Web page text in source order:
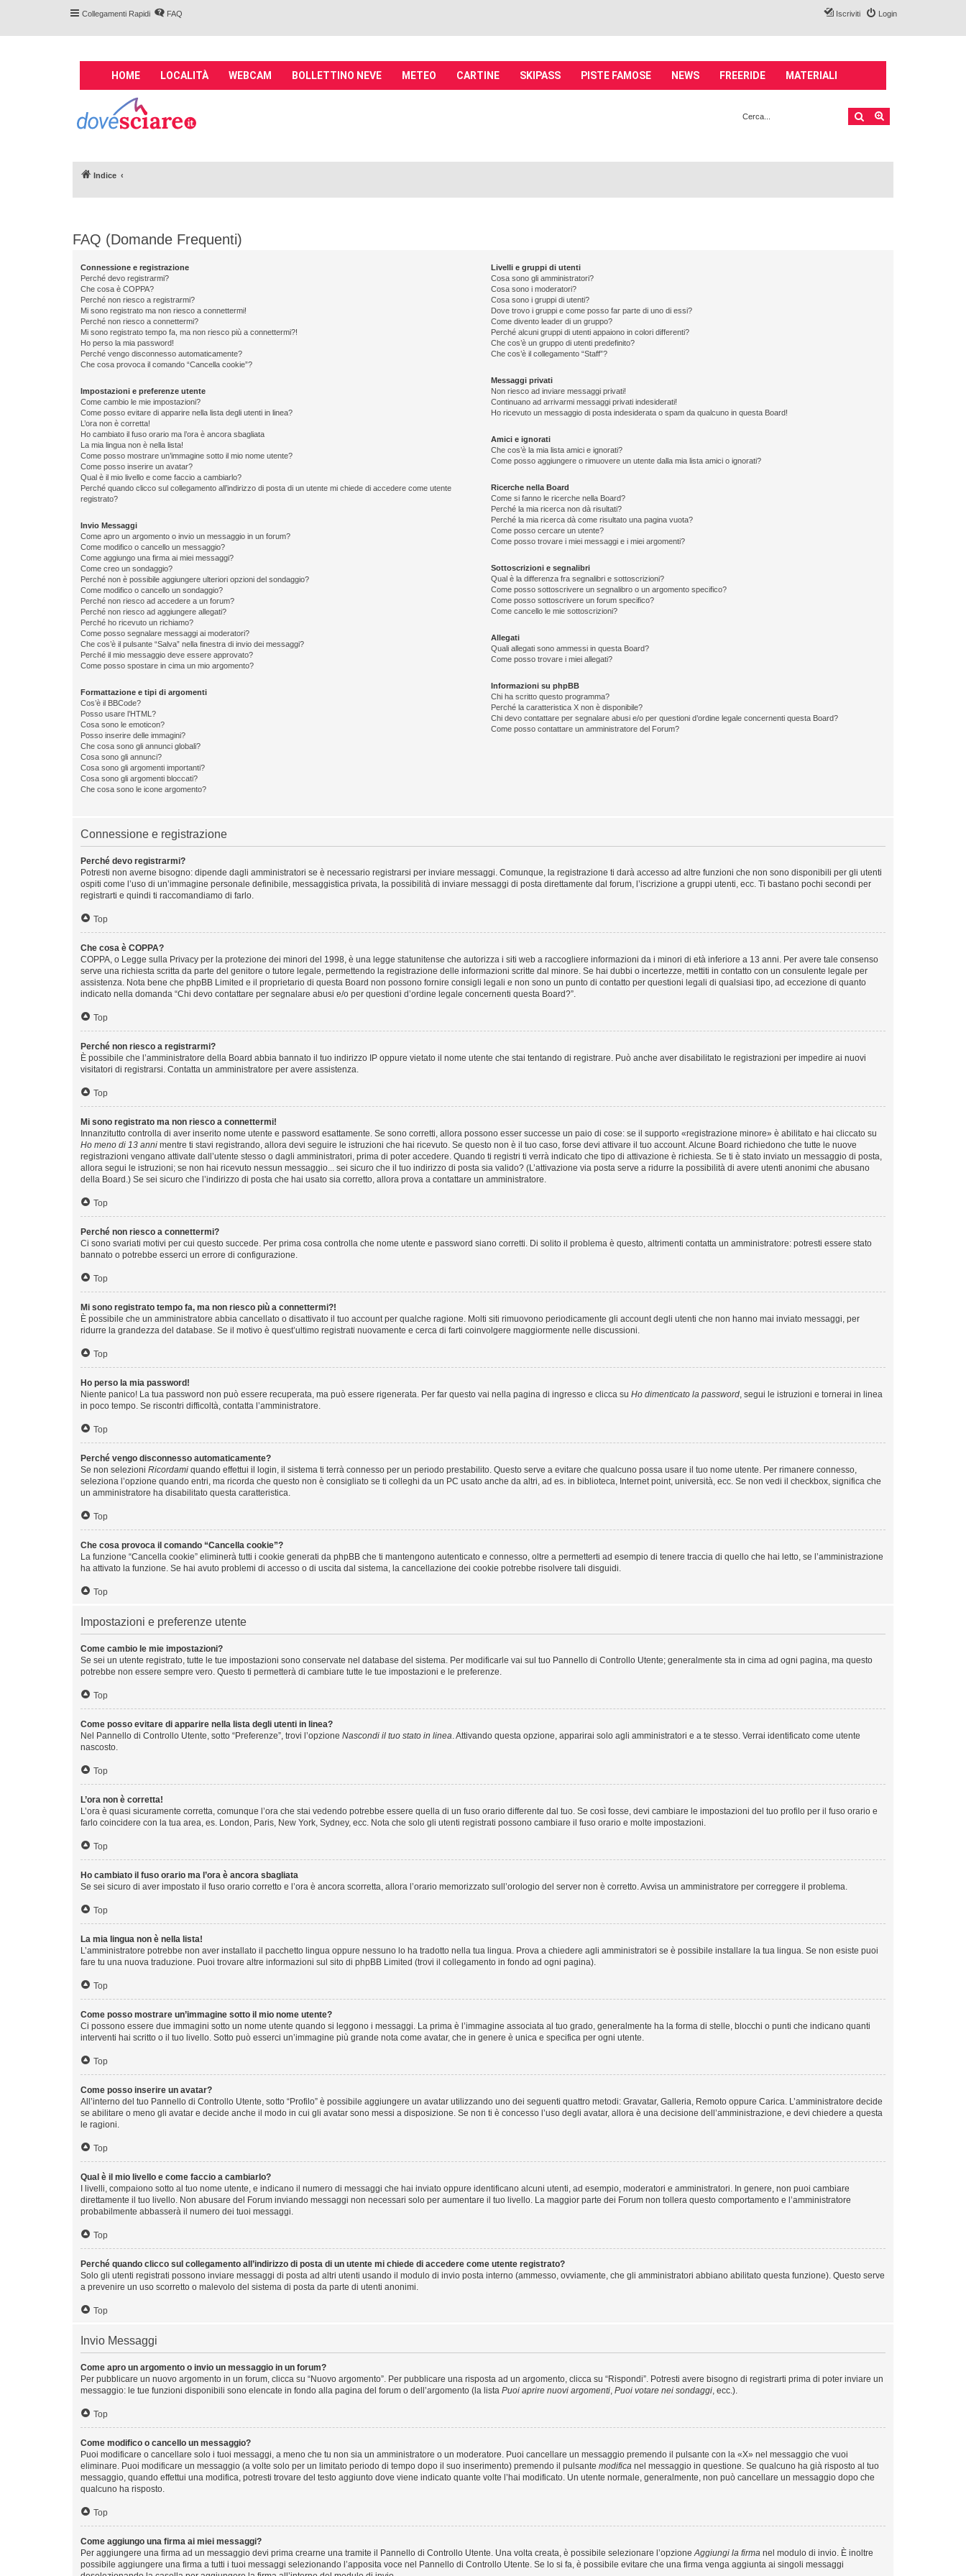
Collegamenti Rapidi FAQ Login
Iscriviti
M
n
n
v
i
g
n
HOME LOCALITÀ WEBCAM BOLLETTINO NEVE METEO CARTINE SKIPASS PISTE FAMOSE NEWS FREERIDE MATERIALI
Cerca
Indice
FAQ (Domande Frequenti)
Connessione e registrazione
Perché devo registrarmi?
Che cosa è COPPA?
Perché non riesco a registrarmi?
Mi sono registrato ma non riesco a connettermi!
Perché non riesco a connettermi?
Mi sono registrato tempo fa, ma non riesco più a connettermi?!
Ho perso la mia password!
Perché vengo disconnesso automaticamente?
Che cosa provoca il comando “Cancella cookie”?
Impostazioni e preferenze utente
Come cambio le mie impostazioni?
Come posso evitare di apparire nella lista degli utenti in linea?
L’ora non è corretta!
Ho cambiato il fuso orario ma l’ora è ancora sbagliata
La mia lingua non è nella lista!
Come posso mostrare un’immagine sotto il mio nome utente?
Come posso inserire un avatar?
Qual è il mio livello e come faccio a cambiarlo?
Perché quando clicco sul collegamento all’indirizzo di posta di un utente mi chiede di accedere come utente
registrato?
Invio Messaggi
Come apro un argomento o invio un messaggio in un forum?
Come modifico o cancello un messaggio?
Come aggiungo una firma ai miei messaggi?
Come creo un sondaggio?
Perché non è possibile aggiungere ulteriori opzioni del sondaggio?
Come modifico o cancello un sondaggio?
Perché non riesco ad accedere a un forum?
Perché non riesco ad aggiungere allegati?
Perché ho ricevuto un richiamo?
Come posso segnalare messaggi ai moderatori?
Che cos’è il pulsante “Salva” nella finestra di invio dei messaggi?
Perché il mio messaggio deve essere approvato?
Come posso spostare in cima un mio argomento?
Formattazione e tipi di argomenti
Cos’è il BBCode?
Posso usare l’HTML?
Cosa sono le emoticon?
Posso inserire delle immagini?
Che cosa sono gli annunci globali?
Cosa sono gli annunci?
Cosa sono gli argomenti importanti?
Cosa sono gli argomenti bloccati?
Che cosa sono le icone argomento?
Livelli e gruppi di utenti
Cosa sono gli amministratori?
Cosa sono i moderatori?
Cosa sono i gruppi di utenti?
Dove trovo i gruppi e come posso far parte di uno di essi?
Come divento leader di un gruppo?
Perché alcuni gruppi di utenti appaiono in colori differenti?
Che cos’è un gruppo di utenti predefinito?
Che cos’è il collegamento “Staff”?
Messaggi privati
Non riesco ad inviare messaggi privati!
Continuano ad arrivarmi messaggi privati indesiderati!
Ho ricevuto un messaggio di posta indesiderata o spam da qualcuno in questa Board!
Amici e ignorati
Che cos’è la mia lista amici e ignorati?
Come posso aggiungere o rimuovere un utente dalla mia lista amici o ignorati?
Ricerche nella Board
Come si fanno le ricerche nella Board?
Perché la mia ricerca non dà risultati?
Perché la mia ricerca dà come risultato una pagina vuota?
Come posso cercare un utente?
Come posso trovare i miei messaggi e i miei argomenti?
Sottoscrizioni e segnalibri
Qual è la differenza fra segnalibri e sottoscrizioni?
Come posso sottoscrivere un segnalibro o un argomento specifico?
Come posso sottoscrivere un forum specifico?
Come cancello le mie sottoscrizioni?
Allegati
Quali allegati sono ammessi in questa Board?
Come posso trovare i miei allegati?
Informazioni su phpBB
Chi ha scritto questo programma?
Perché la caratteristica X non è disponibile?
Chi devo contattare per segnalare abusi e/o per questioni d’ordine legale concernenti questa Board?
Come posso contattare un amministratore del Forum?
Connessione e registrazione
Perché devo registrarmi?
Potresti non averne bisogno: dipende dagli amministratori se è necessario registrarsi per inviare messaggi. Comunque, la registrazione ti darà accesso ad altre funzioni che non sono disponibili per gli utenti
ospiti come l’uso di un’immagine personale definibile, messaggistica privata, la possibilità di inviare messaggi di posta direttamente dal forum, l’iscrizione a gruppi utenti, ecc. Ti bastano pochi secondi per
registrarti e quindi ti raccomandiamo di farlo.
Top
Che cosa è COPPA?
COPPA, o Legge sulla Privacy per la protezione dei minori del 1998, è una legge statunitense che autorizza i siti web a raccogliere informazioni da i minori di età inferiore a 13 anni. Per avere tale consenso
serve una richiesta scritta da parte del genitore o tutore legale, permettendo la registrazione delle informazioni scritte dal minore. Se hai dubbi o incertezze, mettiti in contatto con un consulente legale per
assistenza. Nota bene che phpBB Limited e il proprietario di questa Board non possono fornire consigli legali e non sono un punto di contatto per questioni legali di qualsiasi tipo, ad eccezione di quanto
indicato nella domanda “Chi devo contattare per segnalare abusi e/o per questioni d’ordine legale concernenti questa Board?”.
Top
Perché non riesco a registrarmi?
È possibile che l’amministratore della Board abbia bannato il tuo indirizzo IP oppure vietato il nome utente che stai tentando di registrare. Può anche aver disabilitato le registrazioni per impedire ai nuovi
visitatori di registrarsi. Contatta un amministratore per avere assistenza.
Top
Mi sono registrato ma non riesco a connettermi!
Innanzitutto controlla di aver inserito nome utente e password esattamente. Se sono corretti, allora possono esser successe un paio di cose: se il supporto «registrazione minore» è abilitato e hai cliccato su
Ho meno di 13 anni mentre ti stavi registrando, allora devi seguire le istruzioni che hai ricevuto. Se questo non è il tuo caso, forse devi attivare il tuo account. Alcune Board richiedono che tutte le nuove
registrazioni vengano attivate dall’utente stesso o dagli amministratori, prima di poter accedere. Quando ti registri ti verrà indicato che tipo di attivazione è richiesta. Se ti è stato inviato un messaggio di posta,
allora segui le istruzioni; se non hai ricevuto nessun messaggio... sei sicuro che il tuo indirizzo di posta sia valido? (L’attivazione via posta serve a ridurre la possibilità di avere utenti anonimi che abusano
della Board.) Se sei sicuro che l’indirizzo di posta che hai usato sia corretto, allora prova a contattare un amministratore.
Top
Perché non riesco a connettermi?
Ci sono svariati motivi per cui questo succede. Per prima cosa controlla che nome utente e password siano corretti. Di solito il problema è questo, altrimenti contatta un amministratore: potresti essere stato
bannato o potrebbe esserci un errore di configurazione.
Top
Mi sono registrato tempo fa, ma non riesco più a connettermi?!
È possibile che un amministratore abbia cancellato o disattivato il tuo account per qualche ragione. Molti siti rimuovono periodicamente gli account degli utenti che non hanno mai inviato messaggi, per
ridurre la grandezza del database. Se il motivo è quest’ultimo registrati nuovamente e cerca di farti coinvolgere maggiormente nelle discussioni.
Top
Ho perso la mia password!
Niente panico! La tua password non può essere recuperata, ma può essere rigenerata. Per far questo vai nella pagina di ingresso e clicca su Ho dimenticato la password , segui le istruzioni e tornerai in linea
in poco tempo. Se riscontri difficoltà, contatta l’amministratore.
Top
Perché vengo disconnesso automaticamente?
Se non selezioni Ricordami quando effettui il login, il sistema ti terrà connesso per un periodo prestabilito. Questo serve a evitare che qualcuno possa usare il tuo nome utente. Per rimanere connesso,
seleziona l’opzione quando entri, ma ricorda che questo non è consigliato se ti colleghi da un PC usato anche da altri, ad es. in biblioteca, Internet point, università, ecc. Se non vedi il checkbox, significa che
un amministratore ha disabilitato questa caratteristica.
Top
Che cosa provoca il comando “Cancella cookie”?
La funzione “Cancella cookie” eliminerà tutti i cookie generati da phpBB che ti mantengono autenticato e connesso, oltre a permetterti ad esempio di tenere traccia di quello che hai letto, se l’amministrazione
ha attivato la funzione. Se hai avuto problemi di accesso o di uscita dal sistema, la cancellazione dei cookie potrebbe risolvere tali disguidi.
Top
Impostazioni e preferenze utente
Come cambio le mie impostazioni?
Se sei un utente registrato, tutte le tue impostazioni sono conservate nel database del sistema. Per modificarle vai sul tuo Pannello di Controllo Utente; generalmente sta in cima ad ogni pagina, ma questo
potrebbe non essere sempre vero. Questo ti permetterà di cambiare tutte le tue impostazioni e le preferenze.
Top
Come posso evitare di apparire nella lista degli utenti in linea?
Nel Pannello di Controllo Utente, sotto “Preferenze”, trovi l’opzione Nascondi il tuo stato in linea . Attivando questa opzione, apparirai solo agli amministratori e a te stesso. Verrai identificato come utente
nascosto.
Top
L’ora non è corretta!
L’ora è quasi sicuramente corretta, comunque l’ora che stai vedendo potrebbe essere quella di un fuso orario differente dal tuo. Se così fosse, devi cambiare le impostazioni del tuo profilo per il fuso orario e
farlo coincidere con la tua area, es. London, Paris, New York, Sydney, ecc. Nota che solo gli utenti registrati possono cambiare il fuso orario e molte impostazioni.
Top
Ho cambiato il fuso orario ma l’ora è ancora sbagliata
Se sei sicuro di aver impostato il fuso orario corretto e l’ora è ancora scorretta, allora l’orario memorizzato sull’orologio del server non è corretto. Avvisa un amministratore per correggere il problema.
Top
La mia lingua non è nella lista!
L’amministratore potrebbe non aver installato il pacchetto lingua oppure nessuno lo ha tradotto nella tua lingua. Prova a chiedere agli amministratori se è possibile installare la tua lingua. Se non esiste puoi
fare tu una nuova traduzione. Puoi trovare altre informazioni sul sito di phpBB Limited (trovi il collegamento in fondo ad ogni pagina).
Top
Come posso mostrare un’immagine sotto il mio nome utente?
Ci possono essere due immagini sotto un nome utente quando si leggono i messaggi. La prima è l’immagine associata al tuo grado, generalmente ha la forma di stelle, blocchi o punti che indicano quanti
interventi hai scritto o il tuo livello. Sotto può esserci un’immagine più grande nota come avatar, che in genere è unica e specifica per ogni utente.
Top
Come posso inserire un avatar?
All’interno del tuo Pannello di Controllo Utente, sotto “Profilo” è possibile aggiungere un avatar utilizzando uno dei seguenti quattro metodi: Gravatar, Galleria, Remoto oppure Carica. L’amministratore decide
se abilitare o meno gli avatar e decide anche il modo in cui gli avatar sono messi a disposizione. Se non ti è concesso l’uso degli avatar, allora è una decisione dell’amministrazione, e devi chiedere a questa
le ragioni.
Top
Qual è il mio livello e come faccio a cambiarlo?
I livelli, compaiono sotto al tuo nome utente, e indicano il numero di messaggi che hai inviato oppure identificano alcuni utenti, ad esempio, moderatori e amministratori. In genere, non puoi cambiare
direttamente il tuo livello. Non abusare del Forum inviando messaggi non necessari solo per aumentare il tuo livello. La maggior parte dei Forum non tollera questo comportamento e l’amministratore
probabilmente abbasserà il numero dei tuoi messaggi.
Top
Perché quando clicco sul collegamento all’indirizzo di posta di un utente mi chiede di accedere come utente registrato?
Solo gli utenti registrati possono inviare messaggi di posta ad altri utenti usando il modulo di invio posta interno (ammesso, ovviamente, che gli amministratori abbiano abilitato questa funzione). Questo serve
a prevenire un uso scorretto o malevolo del sistema di posta da parte di utenti anonimi.
Top
Invio Messaggi
Come apro un argomento o invio un messaggio in un forum?
Per pubblicare un nuovo argomento in un forum, clicca su “Nuovo argomento”. Per pubblicare una risposta ad un argomento, clicca su “Rispondi”. Potresti avere bisogno di registrarti prima di poter inviare un
messaggio: le tue funzioni disponibili sono elencate in fondo alla pagina del forum o dell’argomento (la lista Puoi aprire nuovi argomenti Puoi votare nei sondaggi , ecc.).
Top
Come modifico o cancello un messaggio?
Puoi modificare o cancellare solo i tuoi messaggi, a meno che tu non sia un amministratore o un moderatore. Puoi cancellare un messaggio premendo il pulsante con la «X» nel messaggio che vuoi
eliminare. Puoi modificare un messaggio (a volte solo per un limitato periodo di tempo dopo il suo inserimento) premendo il pulsante modifica nel messaggio in questione. Se qualcuno ha già risposto al tuo
messaggio, quando effettui una modifica, potresti trovare del testo aggiunto dove viene indicato quante volte l’hai modificato. Un utente normale, generalmente, non può cancellare un messaggio dopo che
qualcuno ha risposto.
Top
Come aggiungo una firma ai miei messaggi?
Per aggiungere una firma ad un messaggio devi prima crearne una tramite il Pannello di Controllo Utente. Una volta creata, è possibile selezionare l’opzione Aggiungi la firma nel modulo di invio. È inoltre
possibile aggiungere una firma a tutti i tuoi messaggi selezionando l’apposita voce nel Pannello di Controllo Utente. Se lo si fa, è possibile evitare che una firma venga aggiunta ai singoli messaggi